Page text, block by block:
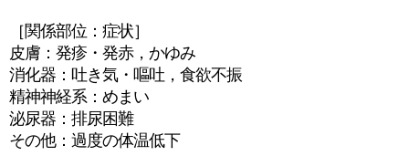
［関係部位：症状］
皮膚：発疹・発赤，かゆみ
消化器：吐き気・嘔吐，食欲不振
精神神経系：めまい
泌尿器：排尿困難
その他：過度の体温低下